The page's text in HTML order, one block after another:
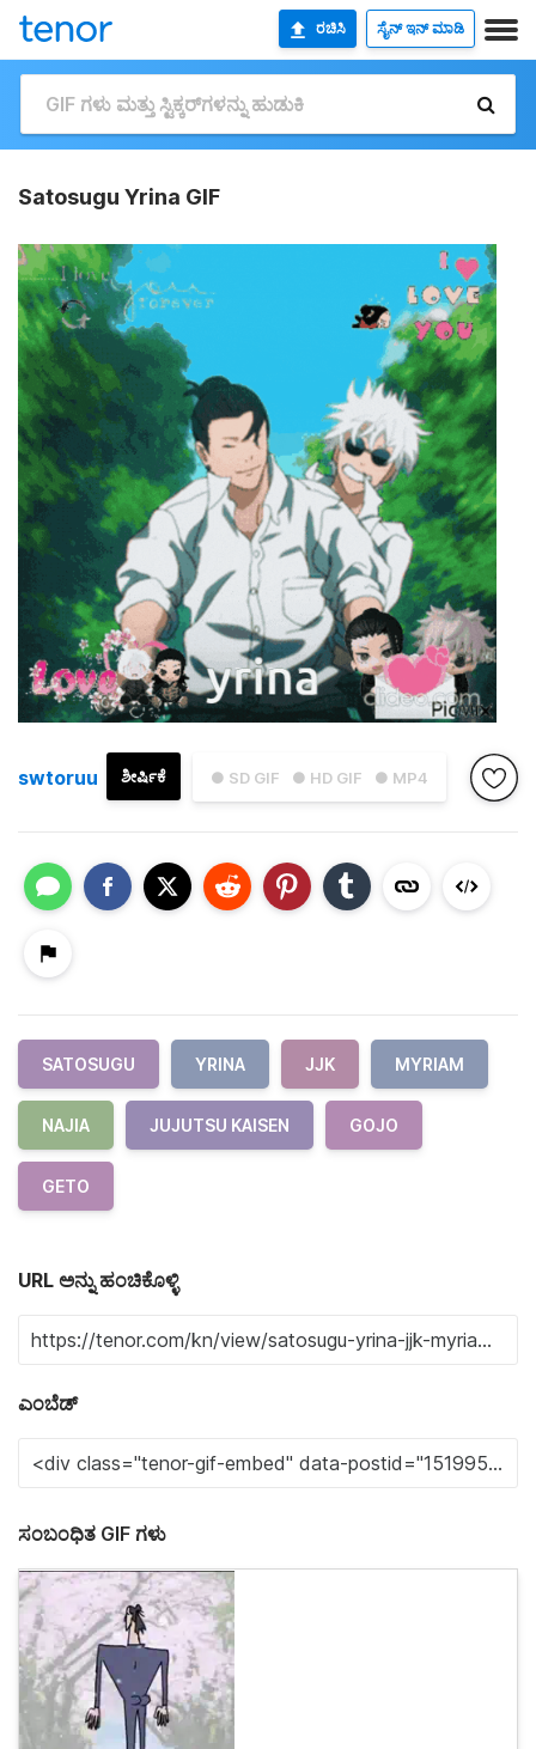
ರಚಿಸಿ ಸೈನ್ ಇನ್ ಮಾಡಿ
Satosugu Yrina GIF
● SD GIF ● HD GIF ● MP4
ಶೀರ್ಷಿಕೆ
swtoruu
SATOSUGU YRINA JJK MYRIAM
NAJIA JUJUTSU KAISEN GOJO
GETO
URL ಅನ್ನು ಹಂಚಿಕೊಳ್ಳಿ
ಎಂಬೆಡ್
ಸಂಬಂಧಿತ GIF ಗಳು